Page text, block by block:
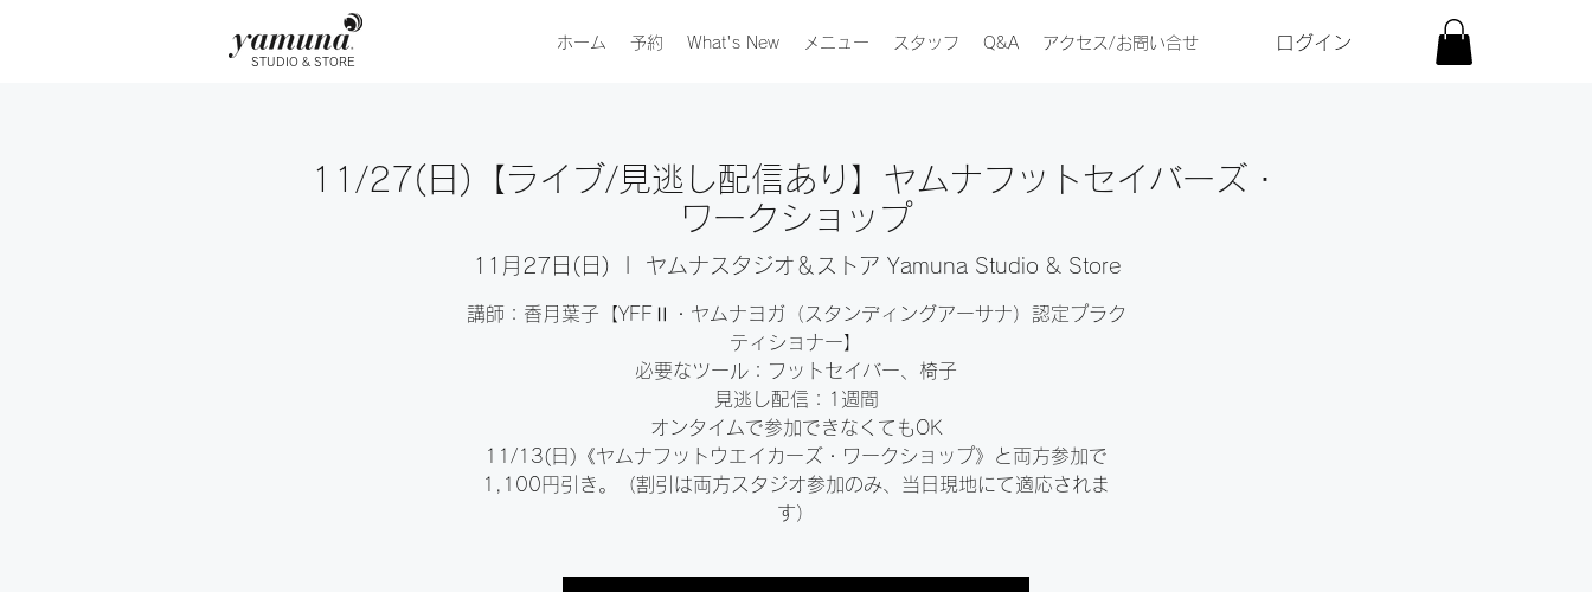
STUDIO & STORE
ホーム 予約 What's New メニュー スタッフ Q&A アクセス/お問い合せ ログイン
11/27(日)【ライブ/見逃し配信あり】ヤムナフットセイバーズ・
ワークショップ
11月27日(日) ヤムナスタジオ＆ストア Yamuna Studio & Store
講師：香月葉子【YFFⅡ・ヤムナヨガ（スタンディングアーサナ）認定プラク
ティショナー】
必要なツール：フットセイバー、椅子
見逃し配信：1週間
オンタイムで参加できなくてもOK
11/13(日)《ヤムナフットウエイカーズ・ワークショップ》と両方参加で
1,100円引き。（割引は両方スタジオ参加のみ、当日現地にて適応されま
す）